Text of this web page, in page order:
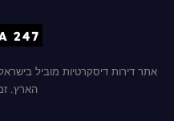
אתר דירות דיסקרטיות מוביל
הארץ.